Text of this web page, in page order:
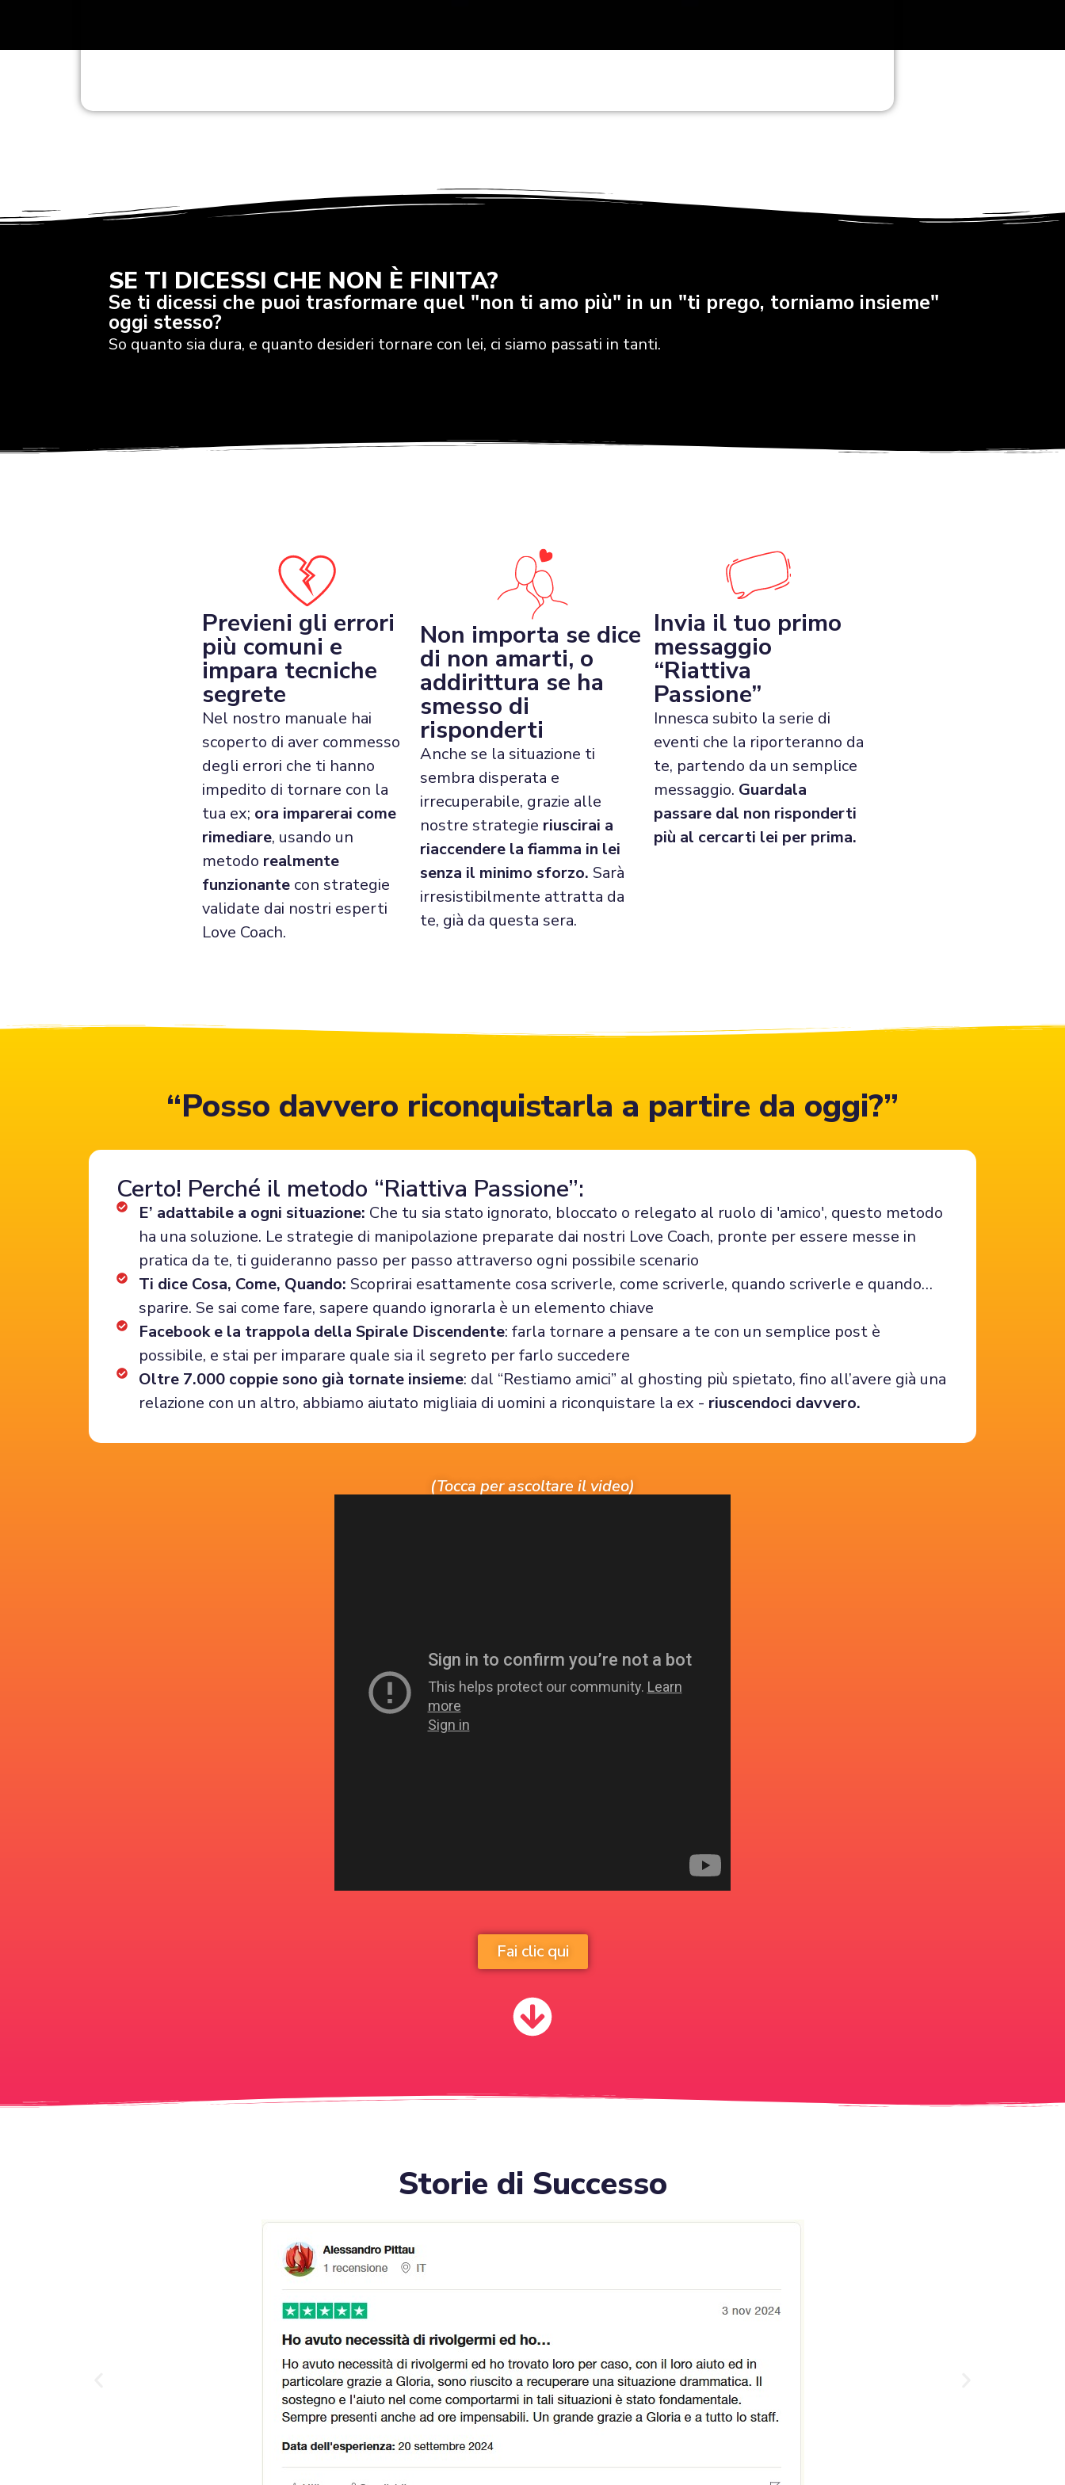
SE TI DICESSI CHE NON È FINITA?
Se ti dicessi che puoi trasformare quel "non ti amo più" in un "ti prego, torniamo insieme"
oggi stesso?
So quanto sia dura, e quanto desideri tornare con lei, ci siamo passati in tanti.
Previeni gli errori
più comuni e
impara tecniche
segrete
Nel nostro manuale hai
scoperto di aver commesso
degli errori che ti hanno
impedito di tornare con la
tua ex; ora imparerai come
rimediare, usando un
metodo realmente
funzionantecon strategie
validate dai nostri esperti
Love Coach.
Non importa se dice
di non amarti, o
addirittura se ha
smesso di
risponderti
Anche se la situazione ti
sembra disperata e
irrecuperabile, grazie alle
nostre strategie riuscirai a
riaccendere la fiamma in lei
senza il minimo sforzo. Sarà
irresistibilmente attratta da
te, già da questa sera.
Invia il tuo primo
messaggio
“Riattiva
Passione”
Innesca subito la serie di
eventi che la riporteranno da
te, partendo da un semplice
messaggio. Guardala
passare dal non risponderti
più al cercarti lei per prima.
“Posso davvero riconquistarla a partire da oggi?”
Certo! Perché il metodo “Riattiva Passione”:
E’ adattabile a ogni situazione: Che tu sia stato ignorato, bloccato o relegato al ruolo di 'amico', questo metodo
ha una soluzione. Le strategie di manipolazione preparate dai nostri Love Coach, pronte per essere messe in
pratica da te, ti guideranno passo per passo attraverso ogni possibile scenario
Ti dice Cosa, Come, Quando: Scoprirai esattamente cosa scriverle, come scriverle, quando scriverle e quando…
sparire. Se sai come fare, sapere quando ignorarla è un elemento chiave
Facebook e la trappola della Spirale Discendente: farla tornare a pensare a te con un semplice post è
possibile, e stai per imparare quale sia il segreto per farlo succedere
Oltre 7.000 coppie sono già tornate insieme: dal “Restiamo amici” al ghosting più spietato, fino all’avere già una
relazione con un altro, abbiamo aiutato migliaia di uomini a riconquistare la ex - riuscendoci davvero.
(Tocca per ascoltare il video)
Fai clic qui
Storie di Successo